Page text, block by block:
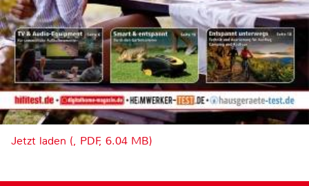
Jetzt laden (, PDF, 6.04 MB)